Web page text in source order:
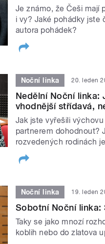
Je známo, že Češi mají
i vy? Jaké pohádky jste
autora pohádek?
Noční linka 20. leden
Nedělní Noční linka:
vhodnější střídavá,
Jak jste vyřešili
partnerem dohodnout?
rozvedených rodinách
Noční linka 19. leden
Sobotní Noční linka:
Taky se jako mnozí
koblih nebo do zlatova